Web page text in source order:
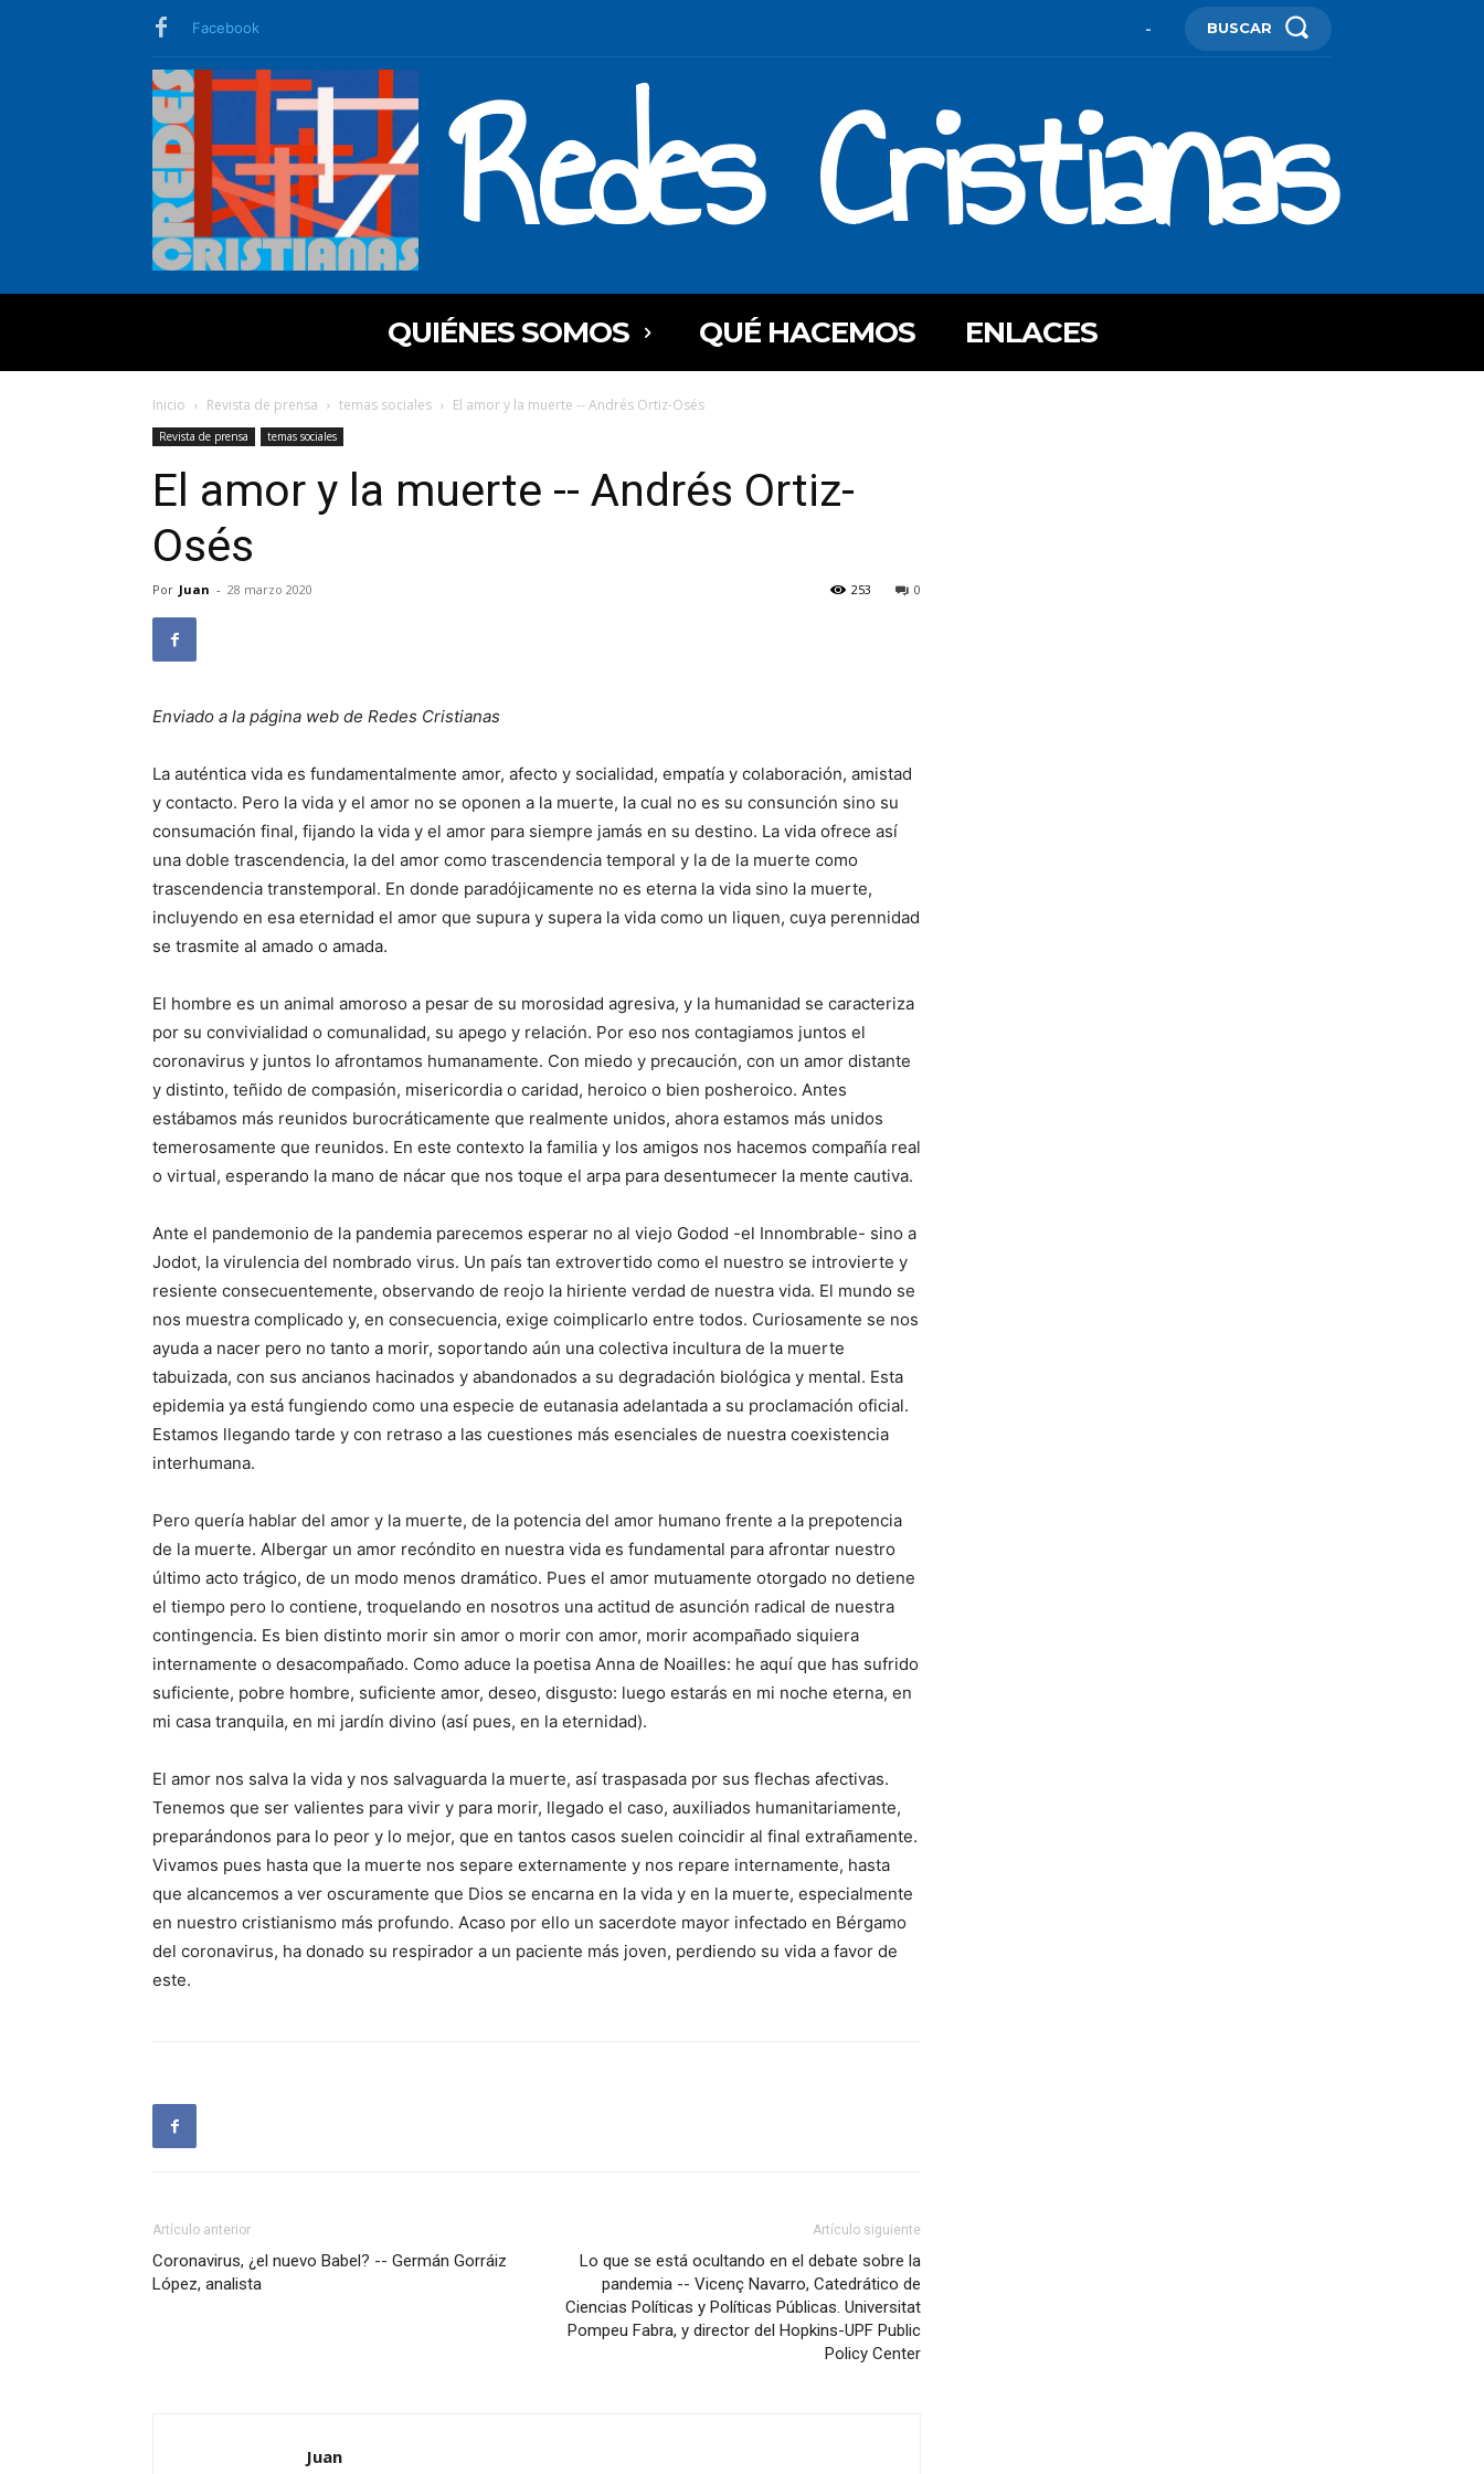
Facebook - BUSCAR
Redes Cristianas
QUIÉNES SOMOS QUÉ HACEMOS ENLACES
Inicio Revista de prensa temas sociales El amor y la muerte -- Andrés Ortiz-Osés
Revista de prensa temas sociales
El amor y la muerte -- Andrés Ortiz-
Osés
Por Juan - 28 marzo 2020 0
253
Enviado a la página web de Redes Cristianas
La auténtica vida es fundamentalmente amor, afecto y socialidad, empatía y colaboración, amistad
y contacto. Pero la vida y el amor no se oponen a la muerte, la cual no es su consunción sino su
consumación final, fijando la vida y el amor para siempre jamás en su destino. La vida ofrece así
una doble trascendencia, la del amor como trascendencia temporal y la de la muerte como
trascendencia transtemporal. En donde paradójicamente no es eterna la vida sino la muerte,
incluyendo en esa eternidad el amor que supura y supera la vida como un liquen, cuya perennidad
se trasmite al amado o amada.
El hombre es un animal amoroso a pesar de su morosidad agresiva, y la humanidad se caracteriza
por su convivialidad o comunalidad, su apego y relación. Por eso nos contagiamos juntos el
coronavirus y juntos lo afrontamos humanamente. Con miedo y precaución, con un amor distante
y distinto, teñido de compasión, misericordia o caridad, heroico o bien posheroico. Antes
estábamos más reunidos burocráticamente que realmente unidos, ahora estamos más unidos
temerosamente que reunidos. En este contexto la familia y los amigos nos hacemos compañía real
o virtual, esperando la mano de nácar que nos toque el arpa para desentumecer la mente cautiva.
Ante el pandemonio de la pandemia parecemos esperar no al viejo Godod -el Innombrable- sino a
Jodot, la virulencia del nombrado virus. Un país tan extrovertido como el nuestro se introvierte y
resiente consecuentemente, observando de reojo la hiriente verdad de nuestra vida. El mundo se
nos muestra complicado y, en consecuencia, exige coimplicarlo entre todos. Curiosamente se nos
ayuda a nacer pero no tanto a morir, soportando aún una colectiva incultura de la muerte
tabuizada, con sus ancianos hacinados y abandonados a su degradación biológica y mental. Esta
epidemia ya está fungiendo como una especie de eutanasia adelantada a su proclamación oficial.
Estamos llegando tarde y con retraso a las cuestiones más esenciales de nuestra coexistencia
interhumana.
Pero quería hablar del amor y la muerte, de la potencia del amor humano frente a la prepotencia
de la muerte. Albergar un amor recóndito en nuestra vida es fundamental para afrontar nuestro
último acto trágico, de un modo menos dramático. Pues el amor mutuamente otorgado no detiene
el tiempo pero lo contiene, troquelando en nosotros una actitud de asunción radical de nuestra
contingencia. Es bien distinto morir sin amor o morir con amor, morir acompañado siquiera
internamente o desacompañado. Como aduce la poetisa Anna de Noailles: he aquí que has sufrido
suficiente, pobre hombre, suficiente amor, deseo, disgusto: luego estarás en mi noche eterna, en
mi casa tranquila, en mi jardín divino (así pues, en la eternidad).
El amor nos salva la vida y nos salvaguarda la muerte, así traspasada por sus flechas afectivas.
Tenemos que ser valientes para vivir y para morir, llegado el caso, auxiliados humanitariamente,
preparándonos para lo peor y lo mejor, que en tantos casos suelen coincidir al final extrañamente.
Vivamos pues hasta que la muerte nos separe externamente y nos repare internamente, hasta
que alcancemos a ver oscuramente que Dios se encarna en la vida y en la muerte, especialmente
en nuestro cristianismo más profundo. Acaso por ello un sacerdote mayor infectado en Bérgamo
del coronavirus, ha donado su respirador a un paciente más joven, perdiendo su vida a favor de
este.
Artículo anterior
Coronavirus, ¿el nuevo Babel? -- Germán Gorráiz
López, analista
Artículo siguiente
Lo que se está ocultando en el debate sobre la
pandemia -- Vicenç Navarro, Catedrático de
Ciencias Políticas y Políticas Públicas. Universitat
Pompeu Fabra, y director del Hopkins-UPF Public
Policy Center
Juan